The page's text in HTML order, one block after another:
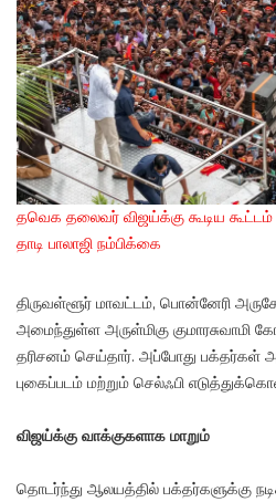
தவெக தலைவர் விஜய்க்கு கூடிய கூட்டம்
தாடி பாலாஜி நம்பிக்கை
திருவள்ளூர் மாவட்டம், பொன்னேரி அருகே
அமைந்துள்ள அருள்மிகு குமாரசுவாமி
தரிசனம் செய்தார். அப்போது பக்தர்கள்
புகைப்படம் மற்றும் செல்ஃபி
விஜய்க்கு வாக்குகளாக மாறும்
தொடர்ந்து ஆலயத்தில் பக்தர்களுக்கு